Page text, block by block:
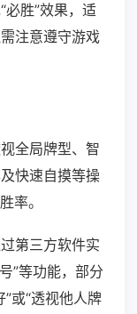
必胜”效果，适
注意遵守游戏
全局牌型、智
快速自摸等操
率。
第三方软件实
”等功能，部分
或“透视他人牌